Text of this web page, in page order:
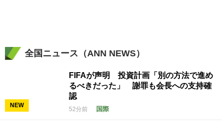
全国ニュース（ANN NEWS）
NEW
FIFAが声明 投資計画「別の方法で進め
るべきだった」 謝罪も会長への支持確
認
52分前 国際